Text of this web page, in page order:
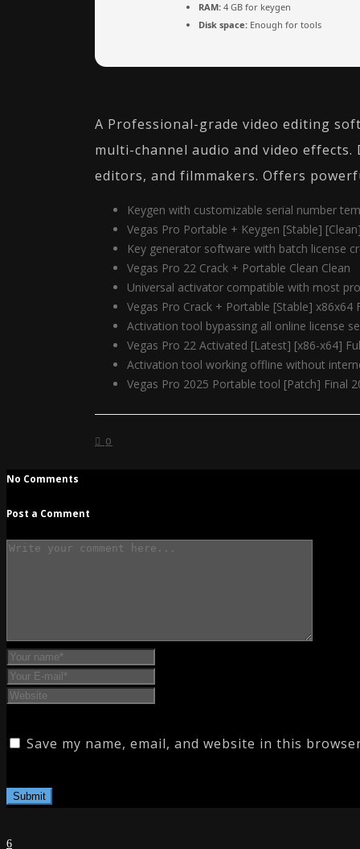
RAM: 4 GB for keygen
Disk space: Enough for tools
A Professional-grade video editing
multi-channel audio and video
editors, and filmmakers. Offers
Keygen with customizable serial number
Vegas Pro Portable + Keygen [Stable]
Key generator software with batch license
Vegas Pro 22 Crack + Portable Clean Clean
Universal activator compatible with most
Vegas Pro Crack + Portable [Stable] x86x64
Activation tool bypassing all online license
Vegas Pro 22 Activated [Latest] [x86-x64]
Activation tool working offline without
Vegas Pro 2025 Portable tool [Patch] Final
0
No Comments
Post a Comment
Save my name, email, and website in this